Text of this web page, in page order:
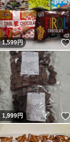
1,599円
1,999円